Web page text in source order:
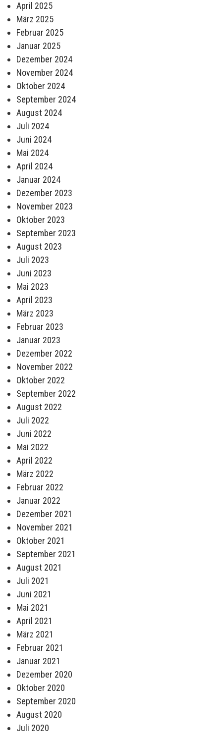
April 2025
März 2025
Februar 2025
Januar 2025
Dezember 2024
November 2024
Oktober 2024
September 2024
August 2024
Juli 2024
Juni 2024
Mai 2024
April 2024
Januar 2024
Dezember 2023
November 2023
Oktober 2023
September 2023
August 2023
Juli 2023
Juni 2023
Mai 2023
April 2023
März 2023
Februar 2023
Januar 2023
Dezember 2022
November 2022
Oktober 2022
September 2022
August 2022
Juli 2022
Juni 2022
Mai 2022
April 2022
März 2022
Februar 2022
Januar 2022
Dezember 2021
November 2021
Oktober 2021
September 2021
August 2021
Juli 2021
Juni 2021
Mai 2021
April 2021
März 2021
Februar 2021
Januar 2021
Dezember 2020
Oktober 2020
September 2020
August 2020
Juli 2020